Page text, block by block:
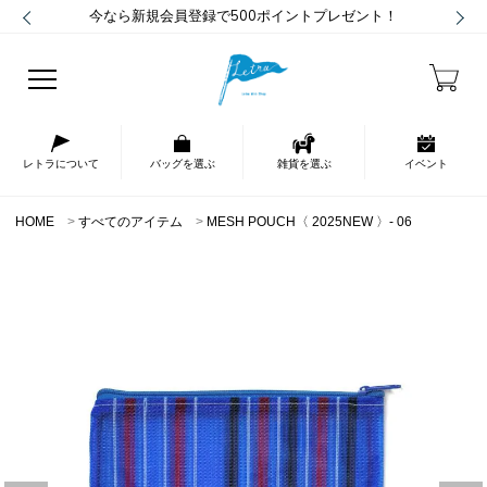
今なら新規会員登録で500ポイントプレゼント！
レトラについて バッグを選ぶ 雑貨を選ぶ イベント
HOME すべてのアイテム MESH POUCH〈 2025NEW 〉- 06